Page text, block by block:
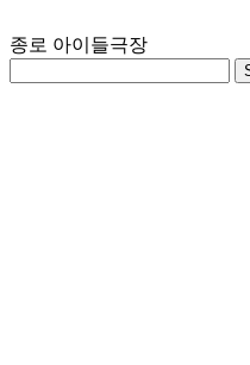
종로 아이들극장